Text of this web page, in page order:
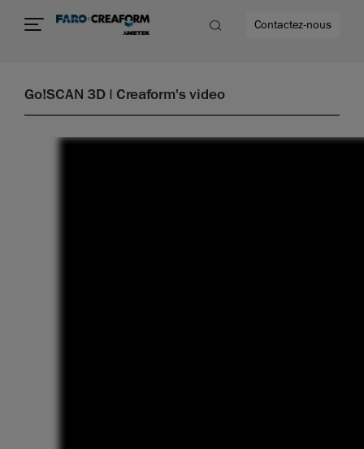
Contactez-nous
Go!SCAN 3D | Creaform's video